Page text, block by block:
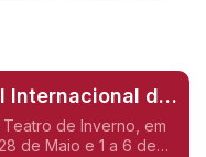
Internacional de
de Inverno, em
de Maio e 1 a 6 de